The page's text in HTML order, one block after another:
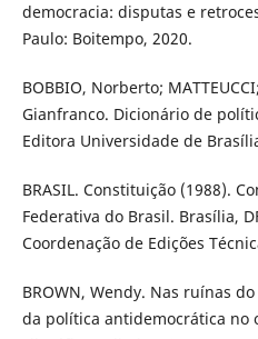
democracia: disputas e
Paulo: Boitempo, 2020.
BOBBIO, Norberto;
Gianfranco. Dicionário de
Editora Universidade de
BRASIL. Constituição (1988).
Federativa do Brasil. Brasília,
Coordenação de Edições
BROWN, Wendy. Nas ruínas
da política antidemocrática no